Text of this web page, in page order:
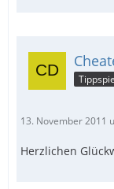
13. November 2011
Herzlichen